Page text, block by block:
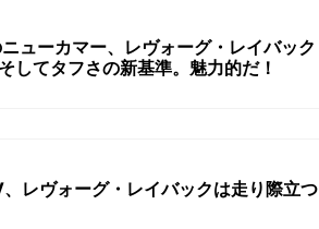
ューカマー、レヴォーグ・レイバック
してタフさの新基準。魅力的だ！
レヴォーグ・レイバックは走り際立つ